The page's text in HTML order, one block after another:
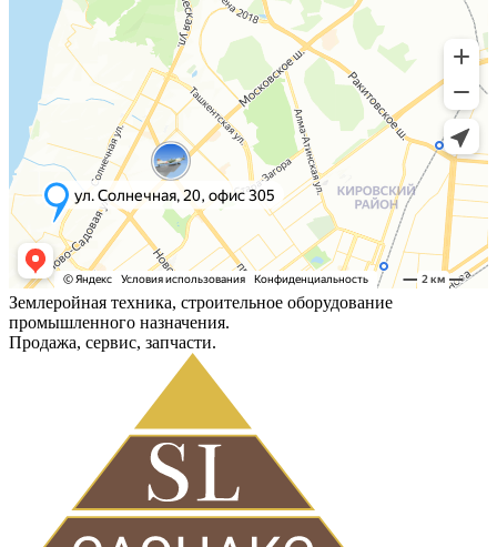
Землеройная техника, строительное оборудование
промышленного назначения.
Продажа, сервис, запчасти.